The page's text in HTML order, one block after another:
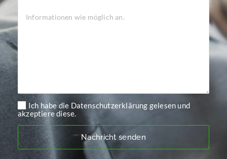
Ich habe die Datenschutzerklärung gelesen und
akzeptiere diese.